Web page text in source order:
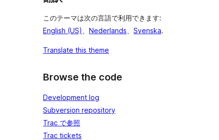
このテーマは次の言語で利用できます:
English (US)、 Nederlands、 Svenska.
Translate this theme
Browse the code
Development log
Subversion repository
Trac で参照
Trac tickets